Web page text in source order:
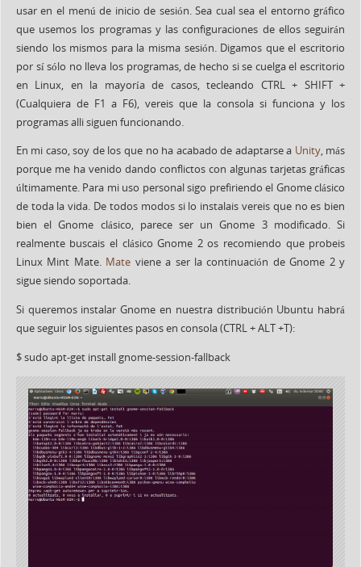
usar en el menú de inicio de sesión. Sea cual sea el entorno gráfico
que usemos los programas y las configuraciones de ellos seguirán
siendo los mismos para la misma sesión. Digamos que el escritorio
por sí sólo no lleva los programas, de hecho si se cuelga el escritorio
en Linux, en la mayoría de casos, tecleando CTRL + SHIFT +
(Cualquiera de F1 a F6), vereis que la consola si funciona y los
programas alli siguen funcionando.
En mi caso, soy de los que no ha acabado de adaptarse a Unity, más
porque me ha venido dando conflictos con algunas tarjetas gráficas
últimamente. Para mi uso personal sigo prefiriendo el Gnome clásico
de toda la vida. De todos modos si lo instalais vereis que no es bien
bien el Gnome clásico, parece ser un Gnome 3 modificado. Si
realmente buscais el clásico Gnome 2 os recomiendo que probeis
Linux Mint Mate. Mate viene a ser la continuación de Gnome 2 y
sigue siendo soportada.
Si queremos instalar Gnome en nuestra distribución Ubuntu habrá
que seguir los siguientes pasos en consola (CTRL + ALT +T):
$ sudo apt-get install gnome-session-fallback